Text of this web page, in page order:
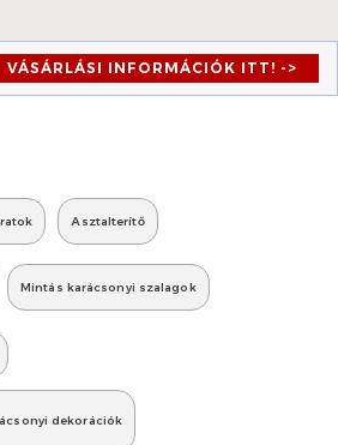
VÁSÁRLÁSI INFORMÁCIÓK ITT! ->
Asztalterítő
Mintás karácsonyi szalagok
dekorációk